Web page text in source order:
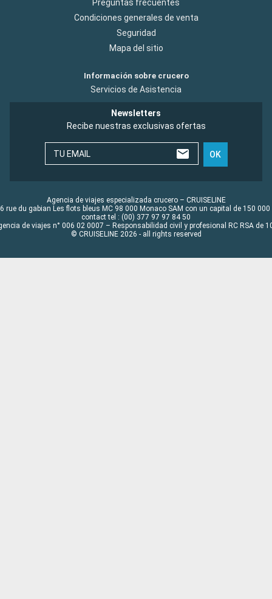
Preguntas frecuentes
Condiciones generales de venta
Seguridad
Mapa del sitio
Información sobre crucero
Servicios de Asistencia
Newsletters
Recibe nuestras exclusivas ofertas
TU EMAIL OK
Agencia de viajes especializada crucero – CRUISELINE
rue du gabian Les flots bleus MC 98 000 Monaco SAM con un capital de 150 000
contact tel : (00) 377 97 97 84 50
de viajes n° 006 02 0007 – Responsabilidad civil y profesional RC RSA de
© CRUISELINE 2026 - all rights reserved